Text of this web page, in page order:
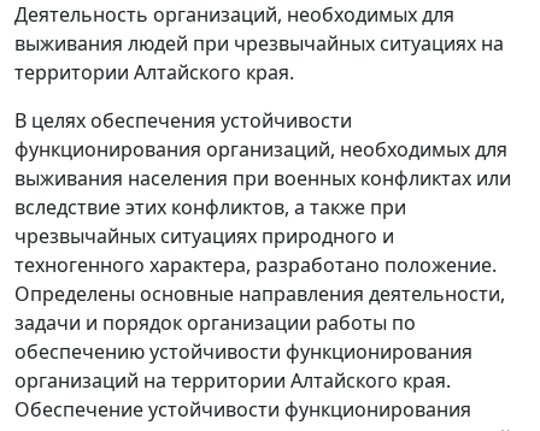
Деятельность организаций, необходимых для
выживания людей при чрезвычайных ситуациях на
территории Алтайского края.
В целях обеспечения устойчивости
функционирования организаций, необходимых для
выживания населения при военных конфликтах или
вследствие этих конфликтов, а также при
чрезвычайных ситуациях природного и
техногенного характера, разработано положение.
Определены основные направления деятельности,
задачи и порядок организации работы по
обеспечению устойчивости функционирования
организаций на территории Алтайского края.
Обеспечение устойчивости функционирования